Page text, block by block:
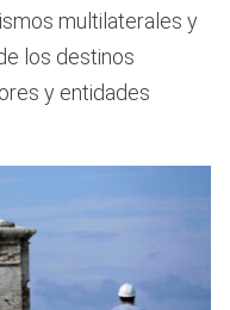
multilaterales y
los destinos
y entidades